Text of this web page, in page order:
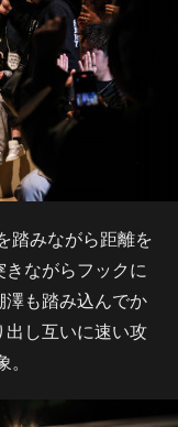
踏みながら距離を
ながらフックに
も踏み込んでか
し互いに速い攻